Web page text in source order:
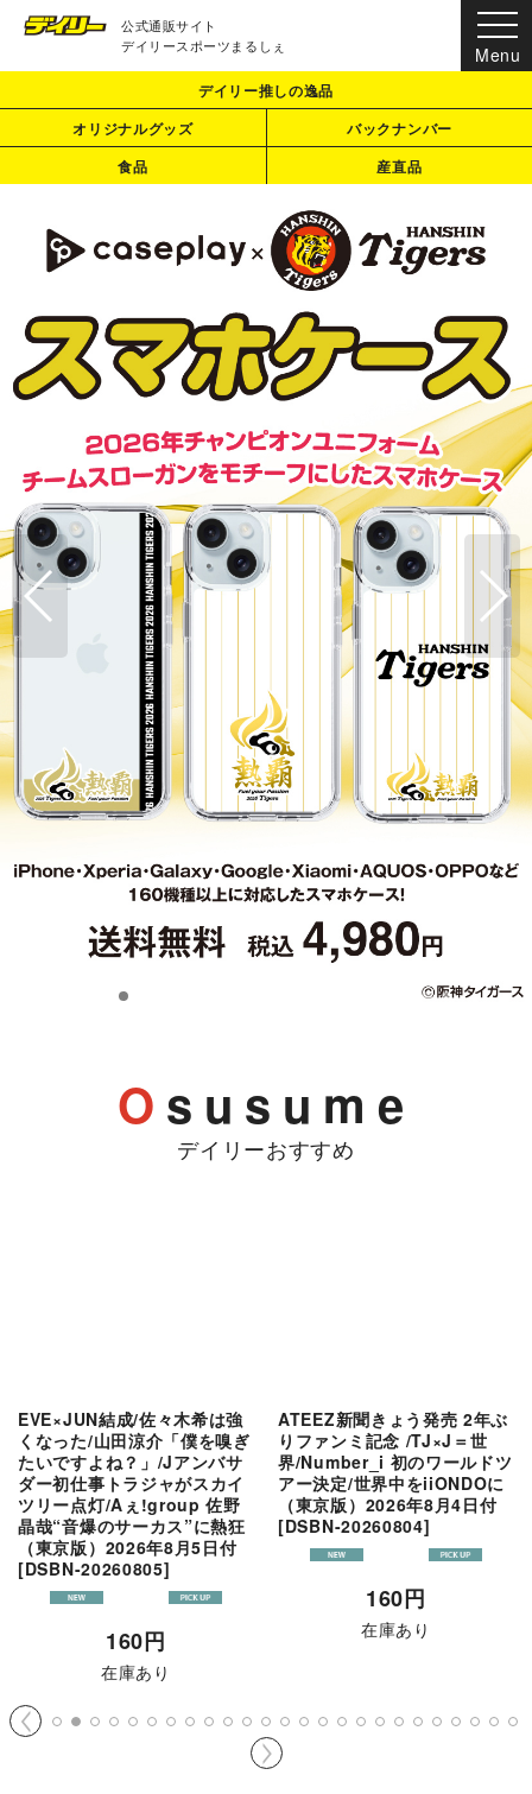
公式通販サイト
デイリースポーツまるしぇ
デイリー推しの逸品
オリジナルグッズ
バックナンバー
食品
産直品
EVE×JUN結成/佐々木希は強
くなった/山田涼介「僕を嗅ぎ
たいですよね？」/Jアンバサ
ダー初仕事トラジャがスカイ
ツリー点灯/Aぇ!group 佐野
晶哉“音爆のサーカス”に熱狂
（東京版）2026年8月5日付
[DSBN-20260805]
160円
在庫あり
ATEEZ新聞きょう発売 2年ぶ
りファンミ記念 /TJ×J＝世
界/Number_i 初のワールドツ
アー決定/世界中をiiONDOに
（東京版）2026年8月4日付
[DSBN-20260804]
160円
在庫あり